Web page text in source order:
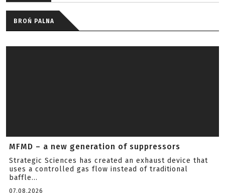
BROŃ PALNA
MFMD – a new generation of suppressors
Strategic Sciences has created an exhaust device that
uses a controlled gas flow instead of traditional
baffle...
07.08.2026